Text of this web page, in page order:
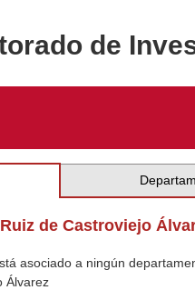
de
de Castroviejo
asociado a ningún
Álvarez